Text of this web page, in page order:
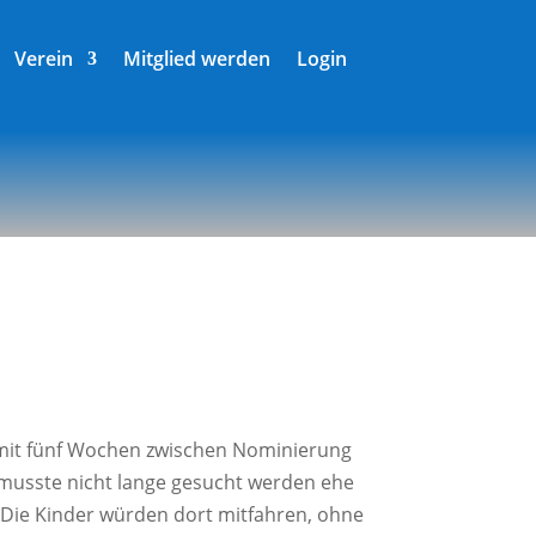
Verein Mitglied werden Login
fünf Wochen zwi­schen Nomi­nie­rung
nicht lan­ge gesucht wer­den ehe
Kin­der wür­den dort mit­fah­ren, ohne